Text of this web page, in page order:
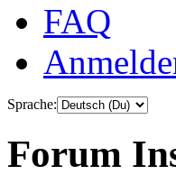
FAQ
Sprache:
Forum